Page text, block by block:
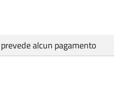
alcun pagamento